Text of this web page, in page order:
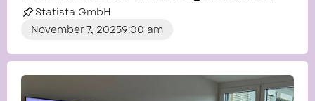
Statista GmbH
November 7, 20259:00 am